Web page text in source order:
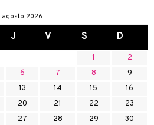
agosto 2026
J V S D
1
2
6 7 8
9
13 14 15
16
20 21 22
23
27 28 29
30